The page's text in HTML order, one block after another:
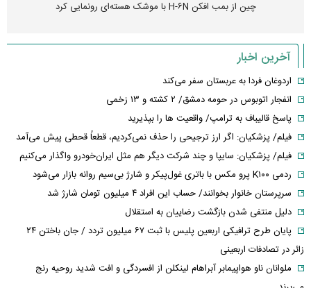
چین از بمب افکن H-۶N با موشک هسته‌ای رونمایی کرد
آخرین اخبار
اردوغان فردا به عربستان سفر می‌کند
انفجار اتوبوس در حومه دمشق/ ۲ کشته و ۱۳ زخمی
پاسخ قالیباف به ترامپ/ واقعیت ها را بپذیرید
فیلم/ پزشکیان: اگر ارز ترجیحی را حذف نمی‌کردیم، قطعاً قحطی پیش می‌آمد
فیلم/ پزشکیان: سایپا و چند شرکت دیگر هم مثل ایران‌خودرو واگذار می‌کنیم
ردمی K۱۰۰ پرو مکس با باتری غول‌پیکر و شارژ بی‌سیم روانه بازار می‌شود
سرپرستان خانوار بخوانند/ حساب این افراد ۴ میلیون تومان شارژ شد
دلیل منتفی شدن بازگشت رضاییان به استقلال
پایان طرح ترافیکی اربعین پلیس با ثبت ۶۷ میلیون تردد / جان باختن ۲۴
زائر در تصادفات اربعینی
ملوانان ناو هواپیمابر آبراهام لینکلن از افسردگی و افت شدید روحیه رنج